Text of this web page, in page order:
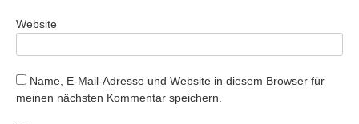
Website
Name, E-Mail-Adresse und Website in diesem Browser für
meinen nächsten Kommentar speichern.